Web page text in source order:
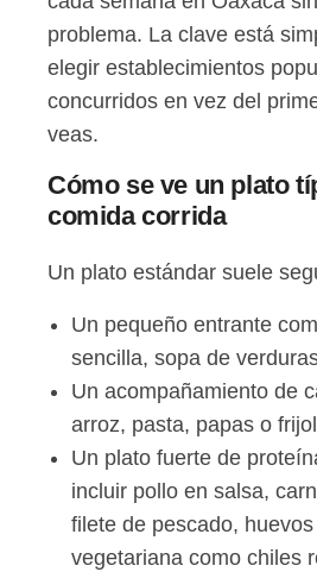
problema. La clave está
elegir establecimientos
concurridos en vez del
veas.
Cómo se ve un plato
comida corrida
Un plato estándar suele
Un pequeño entrante
sencilla, sopa de
Un acompañamiento de
arroz, pasta, papas o
Un plato fuerte de
incluir pollo en salsa,
filete de pescado,
vegetariana como chiles